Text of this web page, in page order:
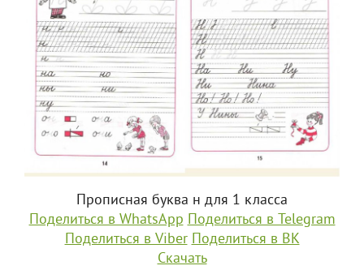
Прописная буква н для 1 класса
Поделиться в WhatsApp Поделиться в Telegram
Поделиться в Viber Поделиться в ВК
Скачать